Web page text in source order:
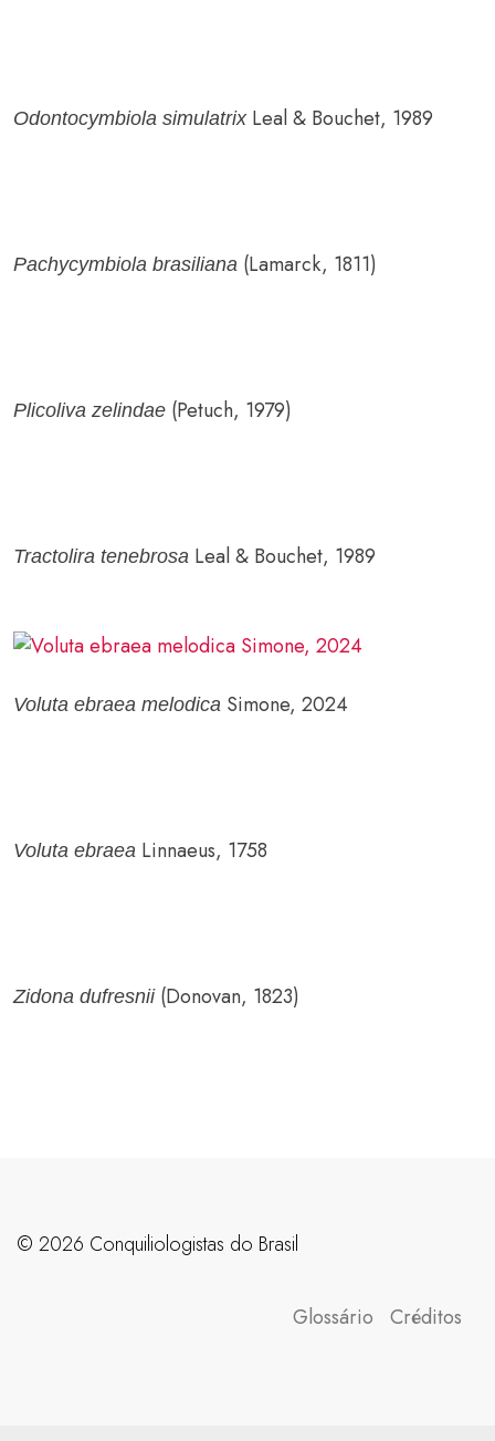
Odontocymbiola simulatrixLeal & Bouchet, 1989
Pachycymbiola brasiliana (Lamarck, 1811)
Plicoliva zelindae (Petuch, 1979)
Tractolira tenebrosa Leal & Bouchet, 1989
Voluta ebraea melodica Simone, 2024
Voluta ebraea Linnaeus, 1758
Zidona dufresnii(Donovan, 1823)
©️ 2026 Conquiliologistas do Brasil
Glossário Créditos